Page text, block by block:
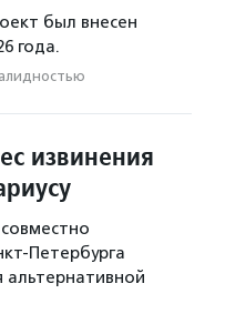
был внесен
года.
извинения
Петербурга